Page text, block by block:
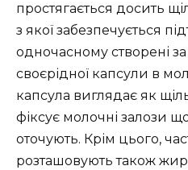
простягається досить
з якої забезпечується
одночасному створені
своєрідної капсули в
капсула виглядає як
фіксує молочні залози
оточують. Крім цього,
розташовують також